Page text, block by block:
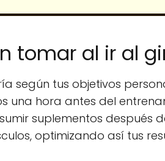
tomar al ir al
según tus objetivos
una hora antes del
suplementos después
optimizando así tus